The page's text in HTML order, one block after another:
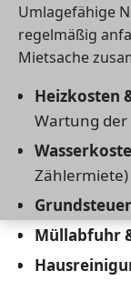
Umlagefähige
regelmäßig
Mietsache
Heizkosten
Wartung der
Zählermiete)
Grundsteuer
Müllabfuhr